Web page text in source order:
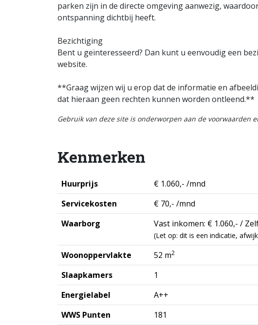
parken zijn in de directe omgeving aanwezig,
ontspanning dichtbij heeft.
Bezichtiging
Bent u geïnteresseerd? Dan kunt u eenvoudig een
website.
**Graag wijzen wij u erop dat de informatie en
dat hieraan geen rechten kunnen worden ontleend.**
Gebruik van deze site is onderworpen aan de voorwaarden
Kenmerken
Huurprijs
€ 1.060,- /mnd
Servicekosten
€ 70,- /mnd
Waarborg
Vast inkomen: € 1.060,- /
(Let op: dit is een indicatie,
Woonoppervlakte 52 m2
Slaapkamers
1
Energielabel
A++
WWS Punten
181